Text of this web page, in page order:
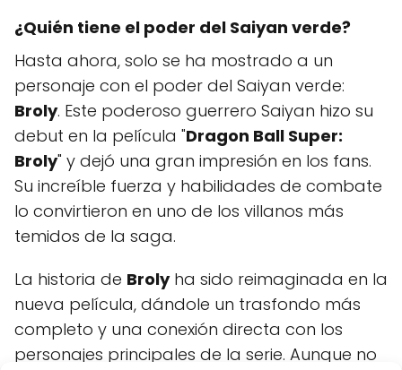
¿Quién tiene el poder del Saiyan verde?
Hasta ahora, solo se ha mostrado a un
personaje con el poder del Saiyan verde:
Broly. Este poderoso guerrero Saiyan hizo su
debut en la película "Dragon Ball Super:
Broly" y dejó una gran impresión en los fans.
Su increíble fuerza y habilidades de combate
lo convirtieron en uno de los villanos más
temidos de la saga.
La historia de Brolyha sido reimaginada en la
nueva película, dándole un trasfondo más
completo y una conexión directa con los
personajes principales de la serie. Aunque no